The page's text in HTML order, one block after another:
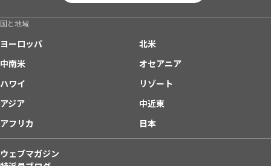
国と地域
ヨーロッパ
北米
中南米
オセアニア
ハワイ
リゾート
アジア
中近東
アフリカ
日本
ウェブマガジン